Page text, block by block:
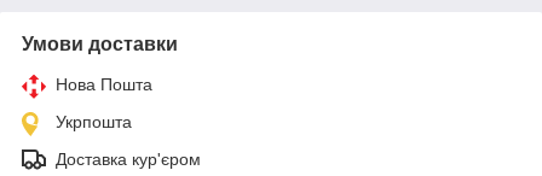
Умови доставки
Нова Пошта
Укрпошта
Доставка кур'єром